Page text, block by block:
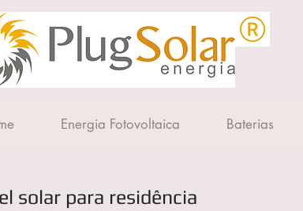
Energia Fotovoltaica Baterias
solar para residência